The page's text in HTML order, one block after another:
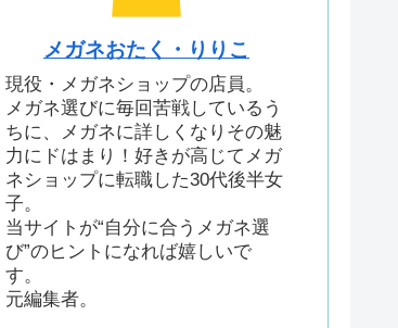
メガネおたく・りりこ
現役・メガネショップの店員。
メガネ選びに毎回苦戦しているう
ちに、メガネに詳しくなりその魅
力にドはまり！好きが高じてメガ
ネショップに転職した30代後半女
子。
当サイトが“自分に合うメガネ選
び”のヒントになれば嬉しいで
す。
元編集者。